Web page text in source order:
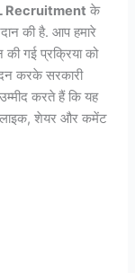
Recruitment के
की है. आप हमारे
की गई प्रक्रिया को
करके सरकारी
करते हैं कि यह
लाइक, शेयर और कमेंट